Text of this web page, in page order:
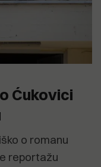
Ćukovici
o romanu
reportažu